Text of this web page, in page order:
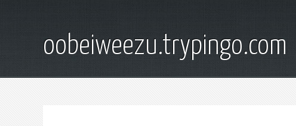
oobeiweezu.trypingo.com